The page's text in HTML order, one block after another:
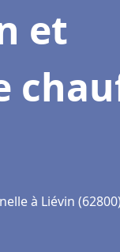
et
à Liévin (62800)